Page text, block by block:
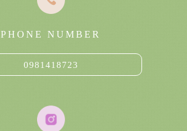
PHONE NUMBER
0981418723